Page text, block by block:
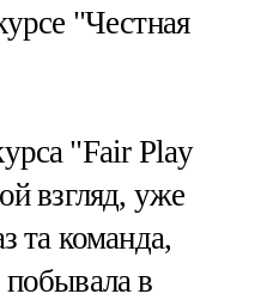
"Честная
"Fair Play
взгляд, уже
та команда,
побывала в